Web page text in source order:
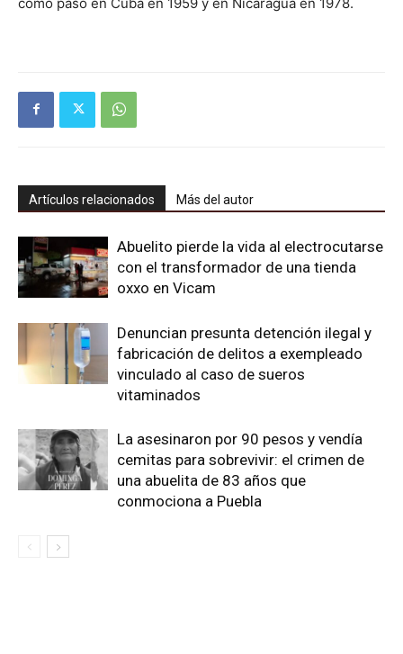
Artículos relacionados Más del autor
Abuelito pierde la vida al electrocutarse
con el transformador de una tienda
oxxo en Vicam
Denuncian presunta detención ilegal y
fabricación de delitos a exempleado
vinculado al caso de sueros
vitaminados
La asesinaron por 90 pesos y vendía
cemitas para sobrevivir: el crimen de
una abuelita de 83 años que
conmociona a Puebla